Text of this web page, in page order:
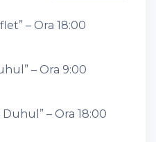
– Ora 18:00
– Ora 9:00
– Ora 18:00